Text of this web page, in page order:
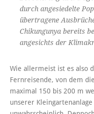
durch angesiedelte
übertragene
Chikungunya bereits
angesichts der
Wie allermeist ist es also
Fernreisende, von dem
maximal 150 bis 200 m
unserer